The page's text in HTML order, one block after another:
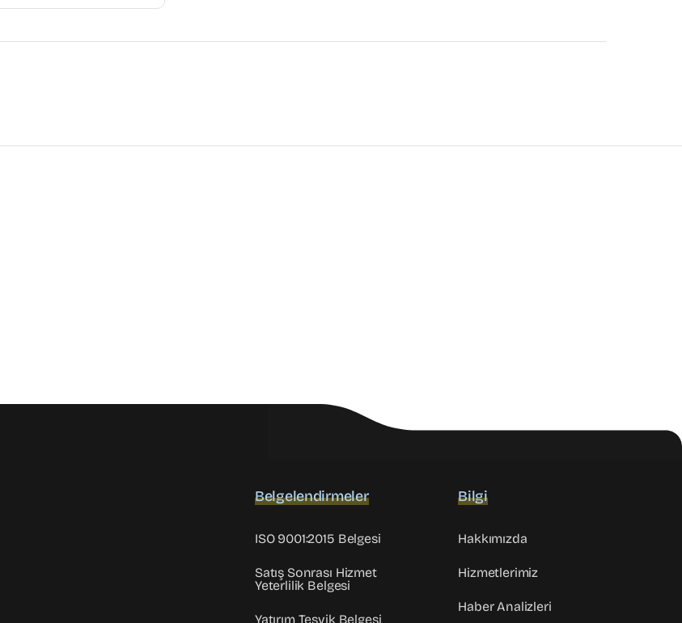
Belgelendirmeler
ISO 9001:2015 Belgesi
Satış Sonrası Hizmet
Yeterlilik Belgesi
Yatırım Teşvik Belgesi
Bilgi
Hakkımızda
Hizmetlerimiz
Haber Analizleri